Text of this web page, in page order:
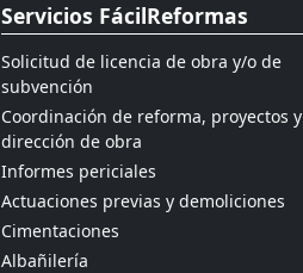
Servicios FácilReformas
Solicitud de licencia de obra y/o de
subvención
Coordinación de reforma, proyectos y
dirección de obra
Informes periciales
Actuaciones previas y demoliciones
Cimentaciones
Albañilería